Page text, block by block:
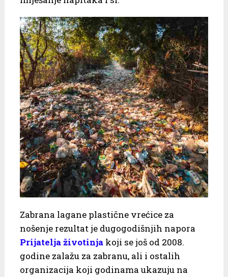
Zabrana lagane plastične vrećice za
nošenje rezultat je dugogodišnjih napora
Prijatelja životinjakoji se još od 2008.
godine zalažu za zabranu, ali i ostalih
organizacija koji godinama ukazuju na